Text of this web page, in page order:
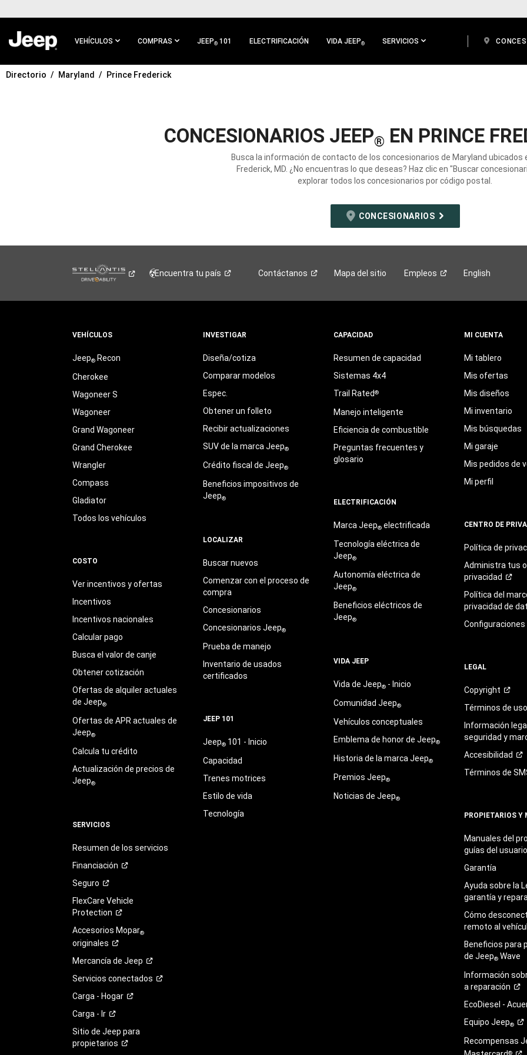
CONTENIDO
VEHÍCULOS COMPRAS JEEP® 101 ELECTRIFICACIÓN VIDA JEEP® SERVICIOS
IR A
Directorio Maryland Prince Frederick
CONCESIONARIOS JEEP® EN PRINCE
Busca la información de contacto de los concesionarios de Maryland ubicados
Frederick, MD. ¿No encuentras lo que deseas? Haz clic en "Buscar
explorar todos los concesionarios por código postal.
CONCESIONARIOS
Encuentra tu país Contáctanos Mapa del sitio Empleos English
VEHÍCULOS
Jeep®Recon
Cherokee
Wagoneer S
Wagoneer
Grand Wagoneer
Grand Cherokee
Wrangler
Compass
Gladiator
Todos los vehículos
COSTO
Ver incentivos y ofertas
Incentivos
Incentivos nacionales
Calcular pago
Busca el valor de canje
Obtener cotización
Ofertas de alquiler actuales
de Jeep®
Ofertas de APR actuales de
Jeep®
Calcula tu crédito
Actualización de precios de
Jeep®
SERVICIOS
Resumen de los servicios
Financiación
Seguro
FlexCare Vehicle
Protection
Accesorios Mopar®
originales
Mercancía de Jeep
Servicios conectados
Carga - Hogar
Carga - Ir
Sitio de Jeep para
propietarios
INVESTIGAR
Diseña/cotiza
Comparar modelos
Espec.
Obtener un folleto
Recibir actualizaciones
SUV de la marca Jeep®
Crédito fiscal de Jeep®
Beneficios impositivos de
Jeep®
LOCALIZAR
Buscar nuevos
Comenzar con el proceso de
compra
Concesionarios
Concesionarios Jeep®
Prueba de manejo
Inventario de usados
certificados
JEEP 101
Jeep®101 - Inicio
Capacidad
Trenes motrices
Estilo de vida
Tecnología
CAPACIDAD
Resumen de capacidad
Sistemas 4x4
Trail Rated®
Manejo inteligente
Eficiencia de combustible
Preguntas frecuentes y
glosario
ELECTRIFICACIÓN
Marca Jeep®electrificada
Tecnología eléctrica de
Jeep®
Autonomía eléctrica de
Jeep®
Beneficios eléctricos de
Jeep®
VIDA JEEP
Vida de Jeep®- Inicio
Comunidad Jeep®
Vehículos conceptuales
Emblema de honor de Jeep®
Historia de la marca Jeep®
Premios Jeep®
Noticias de Jeep®
MI CUENTA
Mi tablero
Mis ofertas
Mis diseños
Mi inventario
Mis búsquedas
Mi garaje
Mis pedidos de
Mi perfil
CENTRO DE
Política de
Administra tus
privacidad
Política del
privacidad de
Configuraciones
LEGAL
Copyright
Términos deuso
Información
seguridad y
Accesibilidad
Términos de
PROPIETARIOS Y
Manuales del
guías delusuario
Garantía
Ayuda sobre la
garantía y
Cómo
remoto al
Beneficios para
de Jeep® Wave
Información
areparación
EcoDiesel -
Equipo Jeep®
Recompensas
®